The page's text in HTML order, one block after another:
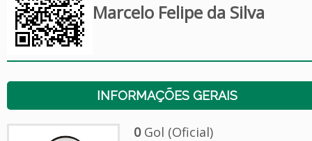
Marcelo Felipe da Silva
INFORMAÇÕES GERAIS
0Gol (Oficial)